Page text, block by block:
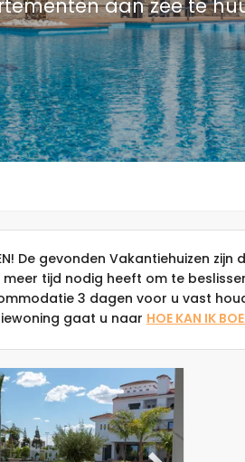
aan zee te
De gevonden Vakantiehuizen
tijd nodig heeft om te
3 dagen voor u vast
gaat u naar HOE KAN IK